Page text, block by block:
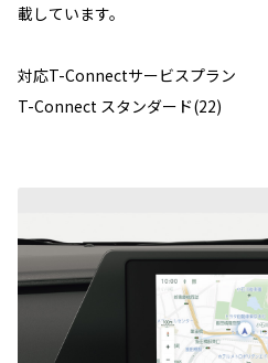
載しています。
対応T-Connectサービスプラン
T-Connect スタンダード(22)